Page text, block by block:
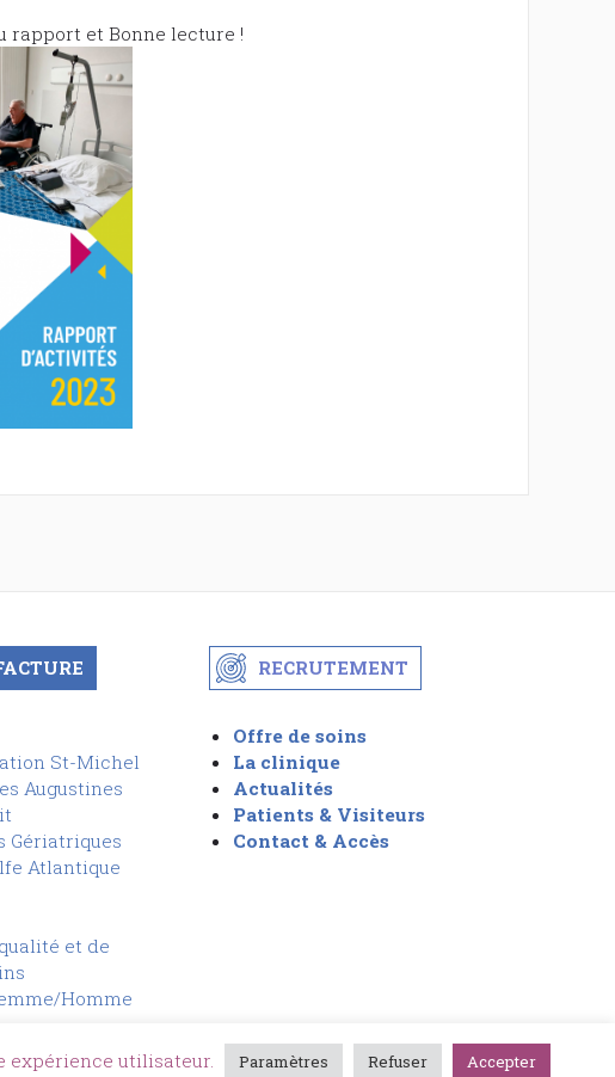
rapport et Bonne lecture !
St-Michel
Augustines
Gériatriques
Atlantique
et de
Homme
RECRUTEMENT
Offre de soins
La clinique
Actualités
Patients & Visiteurs
Contact & Accès
expérience utilisateur. Paramètres Refuser Accepter